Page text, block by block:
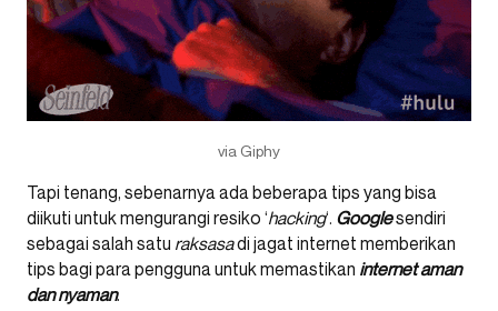
via Giphy
Tapi tenang, sebenarnya ada beberapa tips yang bisa
diikuti untuk mengurangi resiko ‘hacking‘. Googlesendiri
sebagai salah satu raksasadi jagat internet memberikan
tips bagi para pengguna untuk memastikan internet aman
dan nyaman.